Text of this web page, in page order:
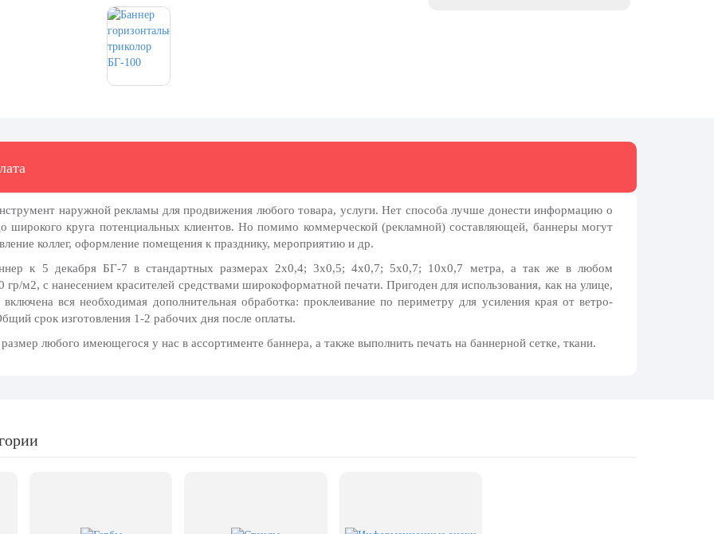
наружной рекламы для продвижения любого товара, услуги. Нет способа лучше донести информацию о
широкого круга потенциальных клиентов. Но помимо коммерческой (рекламной) составляющей, баннеры могут
коллег, оформление помещения к празднику, мероприятию и др.
к 5 декабря БГ-7 в стандартных размерах 2х0,4; 3х0,5; 4х0,7; 5х0,7; 10х0,7 метра, а так же в любом
м2, с нанесением красителей средствами широкоформатной печати. Пригоден для использования, как на улице,
вся необходимая дополнительная обработка: проклеивание по периметру для усиления края от ветро-
срок изготовления 1-2 рабочих дня после оплаты.
любого имеющегося у нас в ассортименте баннера, а также выполнить печать на баннерной сетке, ткани.